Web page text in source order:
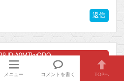
返信
ID:A0MTkyODQ
メニュー コメントを書く TOPへ